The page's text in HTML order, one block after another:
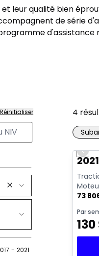
leur qualité bien
de série
Réinitialiser
- 2021
4
Vidéo
73
Par
130